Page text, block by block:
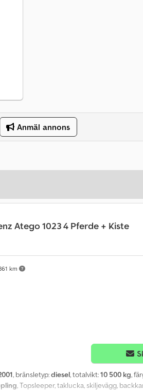
Anmäl annons
km
Atego 1023 4 Pferde + Kiste
, bränsletyp:diesel, totalvikt:10 500 kg,
, Topsleeper, taklucka, skiljevägg,